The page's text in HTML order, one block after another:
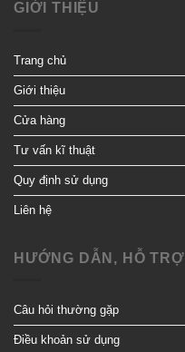
GIỚI THIỆU
Trang chủ
Giới thiệu
Cửa hàng
Tư vấn kĩ thuật
Quy định sử dụng
Liên hệ
HƯỚNG DẪN, HỖ TRỢ
Câu hỏi thường gặp
Điều khoản sử dụng